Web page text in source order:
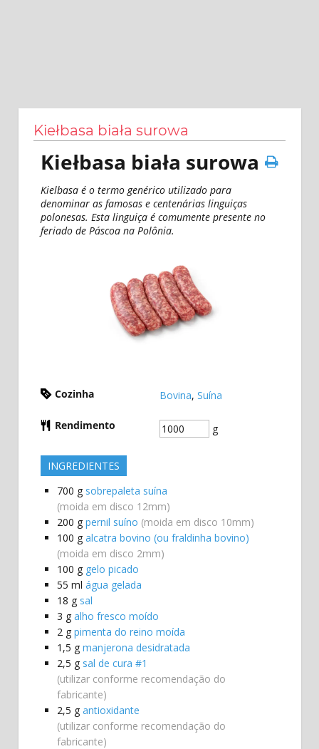
Kiełbasa biała surowa
Kiełbasa biała surowa
Kielbasa é o termo genérico utilizado para
denominar as famosas e centenárias linguiças
polonesas. Esta linguiça é comumente presente no
feriado de Páscoa na Polônia.
Cozinha Bovina, Suína
Rendimento g
INGREDIENTES
700 g sobrepaleta suína
(moida em disco 12mm)
200 g pernil suíno (moida em disco 10mm)
100 g alcatra bovino (ou fraldinha bovino)
(moida em disco 2mm)
100 g gelo picado
55 ml água gelada
18 g sal
3 g alho fresco moído
2 g pimenta do reino moída
1,5 g manjerona desidratada
2,5 g sal de cura #1
(utilizar conforme recomendação do
fabricante)
2,5 g antioxidante
(utilizar conforme recomendação do
fabricante)